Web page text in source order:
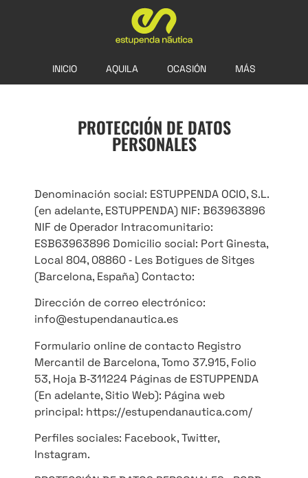
INICIO AQUILA OCASIÓN MÁS
PROTECCIÓN DE DATOS
PERSONALES
Denominación social: ESTUPPENDA OCIO, S.L.
(en adelante, ESTUPPENDA) NIF: B63963896
NIF de Operador Intracomunitario:
ESB63963896 Domicilio social: Port Ginesta,
Local 804, 08860 ‐ Les Botigues de Sitges
(Barcelona, España) Contacto:
Dirección de correo electrónico:
info@estupendanautica.es
Formulario online de contacto Registro
Mercantil de Barcelona, Tomo 37.915, Folio
53, Hoja B‐311224 Páginas de ESTUPPENDA
(En adelante, Sitio Web): Página web
principal: https://estupendanautica.com/
Perfiles sociales: Facebook, Twitter,
Instagram.